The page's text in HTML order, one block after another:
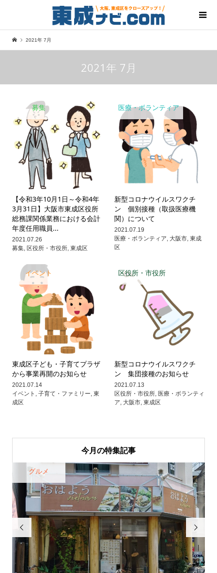
2021年 7月
2021年 7月
募集
【令和3年10月1日～令和4年
3月31日】大阪市東成区役所
総務課関係業務における会計
年度任用職員...
2021.07.26
募集, 区役所・市役所, 東成区
医療・ボランティア
新型コロナウイルスワクチ
ン 個別接種（取扱医療機
関）について
2021.07.19
医療・ボランティア 大阪市 ,東成
区
イベント
東成区子ども・子育てプラザ
から事業再開のお知らせ
2021.07.14
イベント , 子育て・ファミリー, 東
成区
区役所・市役所
新型コロナウイルスワクチ
ン 集団接種のお知らせ
2021.07.13
区役所・市役所, 医療・ボランティ
ア, 大阪市,東成区
今月の特集記事

グルメ
